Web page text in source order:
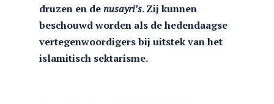
druzen en denusayri’s. Zij kunnen
beschouwd worden als de hedendaagse
vertegenwoordigers bij uitstek van het
islamitisch sektarisme.